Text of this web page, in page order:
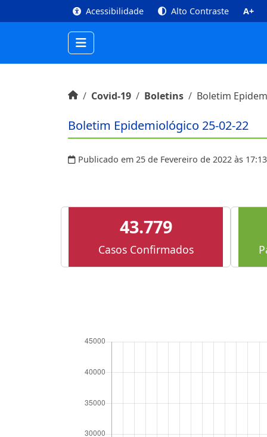
Conteúdo [1] Menu Principal [2] Busca
Acessibilidade Alto Contraste A+
Início do conteúdoInícioCovid-19 Boletins Boletim
Boletim Epidemiológico 25-02-22
Publicado em 25 de Fevereiro de 2022 às 17:13
43.779
Casos Confirmados